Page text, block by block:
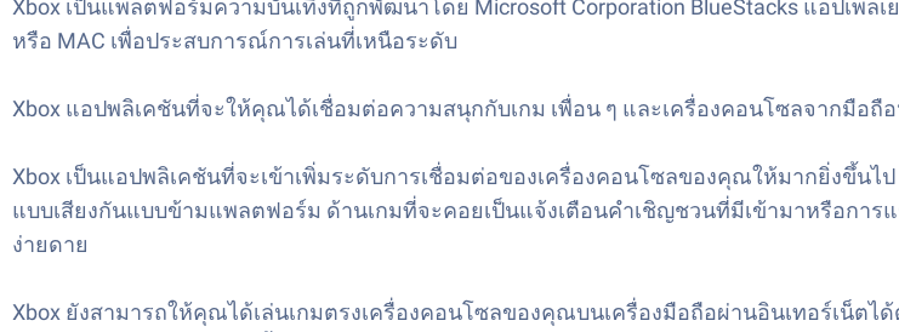
Xbox เป็นแพลตฟอร์มความบันเทิงที่ถูกพัฒนาโดย Microsoft Corporation BlueStacks แอปเพ
หรือ MAC เพื่อประสบการณ์การเล่นที่เหนือระดับ
Xbox แอปพลิเคชันที่จะให้คุณได้เชื่อมต่อความสนุกกับเกม เพื่อน ๆ และเครื่องคอนโซลจากมือถื
Xbox เป็นแอปพลิเคชันที่จะเข้าเพิ่มระดับการเชื่อมต่อของเครื่องคอนโซลของคุณให้มากยิ่งขึ้
แบบเสียงกันแบบข้ามแพลตฟอร์ม ด้านเกมที่จะคอยเป็นแจ้งเตือนคำเชิญชวนที่มีเข้ามาหรือกา
ง่ายดาย
Xbox ยังสามารถให้คุณได้เล่นเกมตรงเครื่องคอนโซลของคุณบนเครื่องมือถือผ่านอินเทอร์เน็